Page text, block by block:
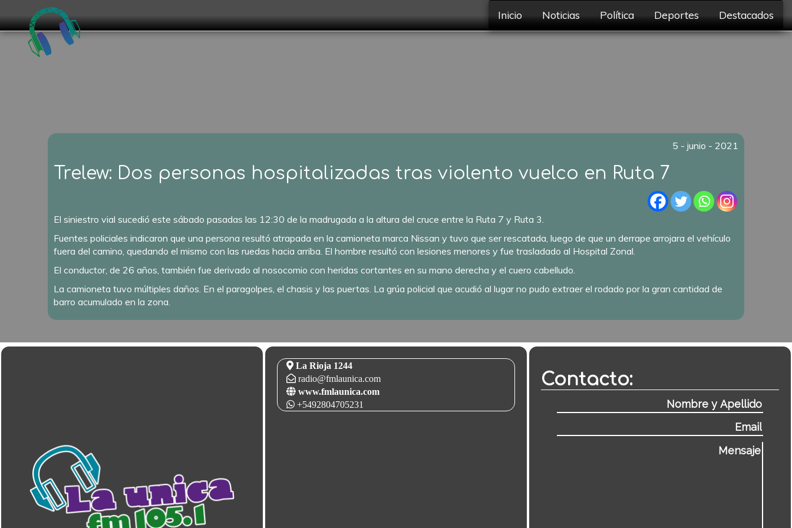
Inicio Noticias Política Deportes Destacados
5 - junio - 2021
Trelew: Dos personas hospitalizadas tras violento vuelco en Ruta 7
El siniestro vial sucedió este sábado pasadas las 12:30 de la madrugada a la altura del cruce entre la Ruta 7 y Ruta 3.
Fuentes policiales indicaron que una persona resultó atrapada en la camioneta marca Nissan y tuvo que ser rescatada, luego de que un derrape arrojara el vehículo
fuera del camino, quedando el mismo con las ruedas hacia arriba. El hombre resultó con lesiones menores y fue trasladado al Hospital Zonal.
El conductor, de 26 años, también fue derivado al nosocomio con heridas cortantes en su mano derecha y el cuero cabelludo.
La camioneta tuvo múltiples daños. En el paragolpes, el chasis y las puertas. La grúa policial que acudió al lugar no pudo extraer el rodado por la gran cantidad de
barro acumulado en la zona.
La Rioja 1244
radio@fmlaunica.com
www.fmlaunica.com
+5492804705231
Contacto: